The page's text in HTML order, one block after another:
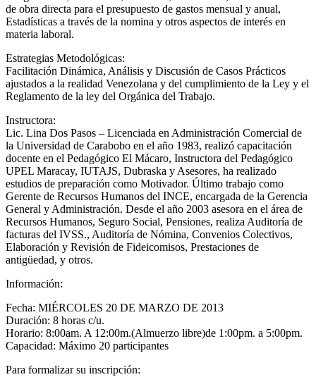
de obra directa para el presupuesto de gastos mensual y anual,
Estadísticas a través de la nomina y otros aspectos de interés en
materia laboral.
Estrategias Metodológicas:
Facilitación Dinámica, Análisis y Discusión de Casos Prácticos
ajustados a la realidad Venezolana y del cumplimiento de la Ley y el
Reglamento de la ley del Orgánica del Trabajo.
Instructora:
Lic. Lina Dos Pasos – Licenciada en Administración Comercial de
la Universidad de Carabobo en el año 1983, realizó capacitación
docente en el Pedagógico El Mácaro, Instructora del Pedagógico
UPEL Maracay, IUTAJS, Dubraska y Asesores, ha realizado
estudios de preparación como Motivador. Último trabajo como
Gerente de Recursos Humanos del INCE, encargada de la Gerencia
General y Administración. Desde el año 2003 asesora en el área de
Recursos Humanos, Seguro Social, Pensiones, realiza Auditoría de
facturas del IVSS., Auditoría de Nómina, Convenios Colectivos,
Elaboración y Revisión de Fideicomisos, Prestaciones de
antigüedad, y otros.
Información:
Fecha: MIÉRCOLES 20 DE MARZO DE 2013
Duración: 8 horas c/u.
Horario: 8:00am. A 12:00m.(Almuerzo libre)de 1:00pm. a 5:00pm.
Capacidad: Máximo 20 participantes
Para formalizar su inscripción: